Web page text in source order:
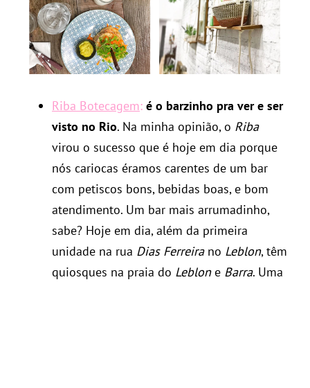
Riba Botecagem: é o barzinho pra ver e ser
visto no Rio. Na minha opinião, o Riba
virou o sucesso que é hoje em dia porque
nós cariocas éramos carentes de um bar
com petiscos bons, bebidas boas, e bom
atendimento. Um bar mais arrumadinho,
sabe? Hoje em dia, além da primeira
unidade na rua Dias Ferreirano Leblon, têm
quiosques na praia do Leblone Barra. Uma